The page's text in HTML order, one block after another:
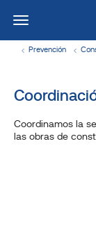
Prevención
Coordinamos la
las obras de